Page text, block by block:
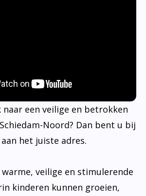
naar een veilige en betrokken
Noord? Dan bent u bij
het juiste adres.
veilige en stimulerende
kinderen kunnen groeien,